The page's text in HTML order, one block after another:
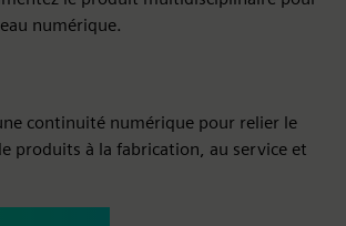
numérique.
continuité numérique pour relier le
produits à la fabrication, au service et